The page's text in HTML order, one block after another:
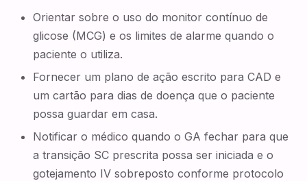
Orientar sobre o uso do monitor contínuo de
glicose (MCG) e os limites de alarme quando o
paciente o utiliza.
Fornecer um plano de ação escrito para CAD e
um cartão para dias de doença que o paciente
possa guardar em casa.
Notificar o médico quando o GA fechar para que
a transição SC prescrita possa ser iniciada e o
gotejamento IV sobreposto conforme protocolo